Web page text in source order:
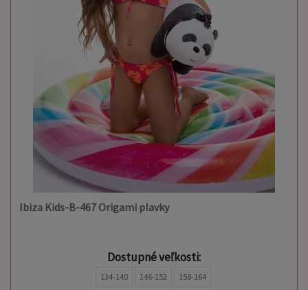
Ibiza Kids-B-467 Origami plavky
Dostupné veľkosti:
134-140 146-152 158-164